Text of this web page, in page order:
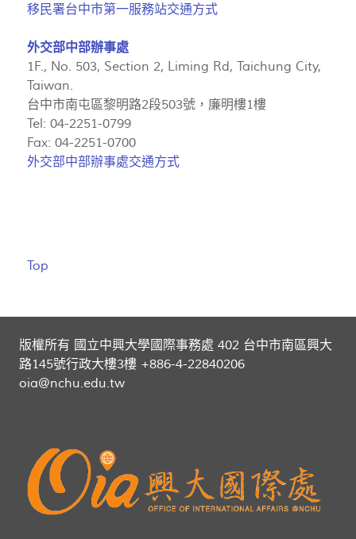
移民署台中市第一服務站交通方式
外交部中部辦事處
1F., No. 503, Section 2, Liming Rd, Taichung City,
Taiwan.
台中市南屯區黎明路2段503號，廉明樓1樓
Tel: 04-2251-0799
Fax: 04-2251-0700
外交部中部辦事處交通方式
Top
版權所有 國立中興大學國際事務處 402 台中市南區興大
路145號行政大樓3樓 +886-4-22840206
oia@nchu.edu.tw